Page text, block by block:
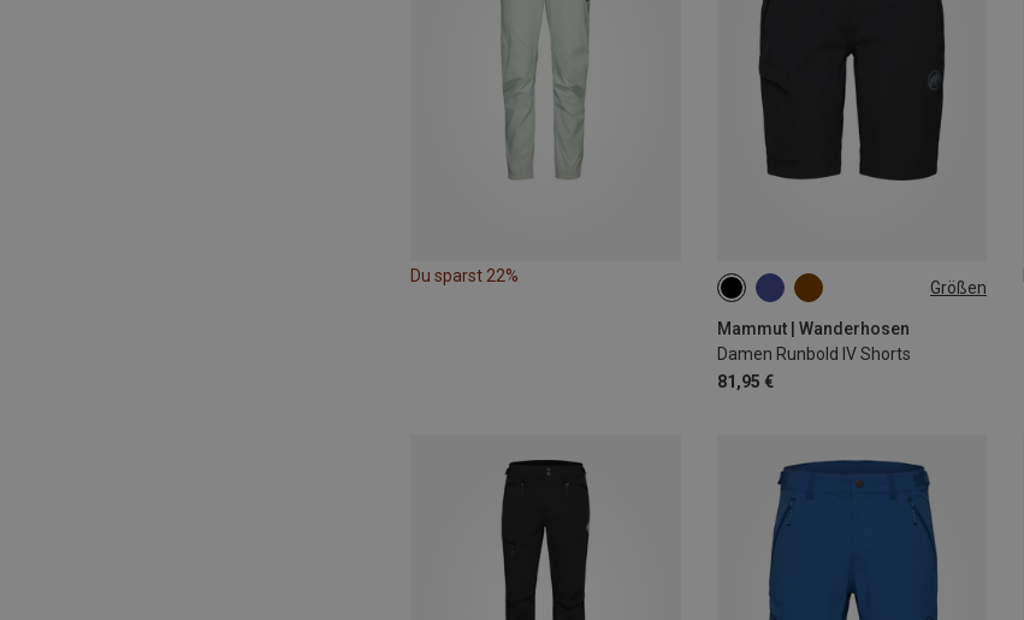
Du sparst 22%
Größen
Mammut | Wanderhosen
Damen Runbold IV Shorts
81,95 €
XXS S